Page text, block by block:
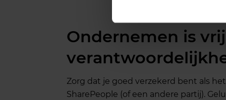
Ondernemen is
Zorg dat je goed verzekerd bent als
SharePeople (of een andere partij).